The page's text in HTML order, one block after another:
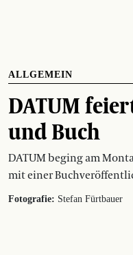
ALLGEMEIN
DATUM
und Buch
DATUM beging am
mit einer
Fotografie: Stefan Fürtbauer